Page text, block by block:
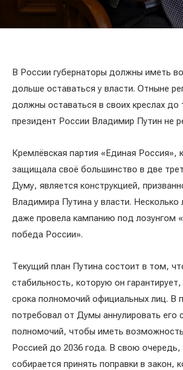
В России губернаторы должны иметь
дольше оставаться у власти. Отныне
должны оставаться в своих креслах до
президент России Владимир Путин не
Кремлёвская партия «Единая Россия»,
защищала своё большинство в две
Думу, является конструкцией,
Владимира Путина у власти. Несколько
даже провела кампанию под лозунгом
победа России».
Текущий план Путина состоит в том,
стабильность, которую он
срока полномочий официальных лиц. В
потребовал от Думы аннулировать его
полномочий, чтобы иметь возможность
Россией до 2036 года. В свою
собирается принять поправки в закон,